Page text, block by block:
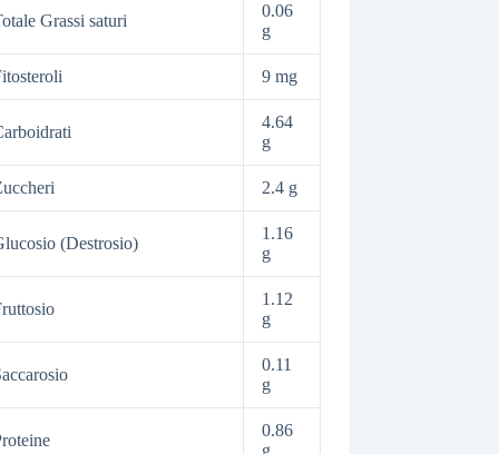
Grassi saturi
0.06
g
9 mg
4.64
g
2.4 g
(Destrosio)
1.16
g
1.12
g
0.11
g
0.86